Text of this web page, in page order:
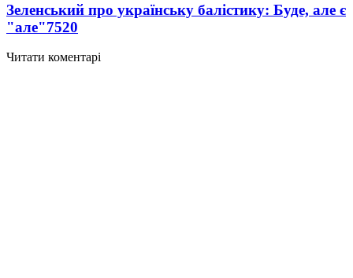
Зеленський про українську балістику: Буде, але є
"але"7520
Читати коментарі